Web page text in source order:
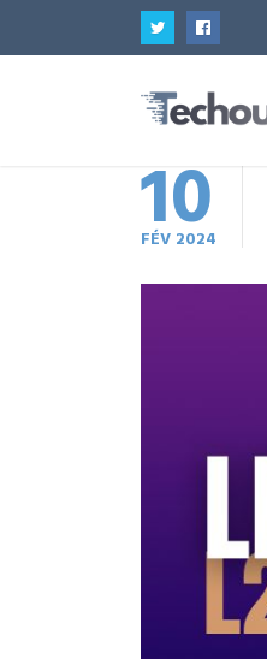
10
FÉV 2024